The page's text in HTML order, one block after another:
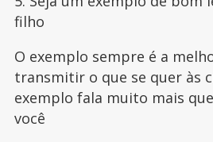
filho
O exemplo sempre é a
transmitir o que se quer às
exemplo fala muito mais
você